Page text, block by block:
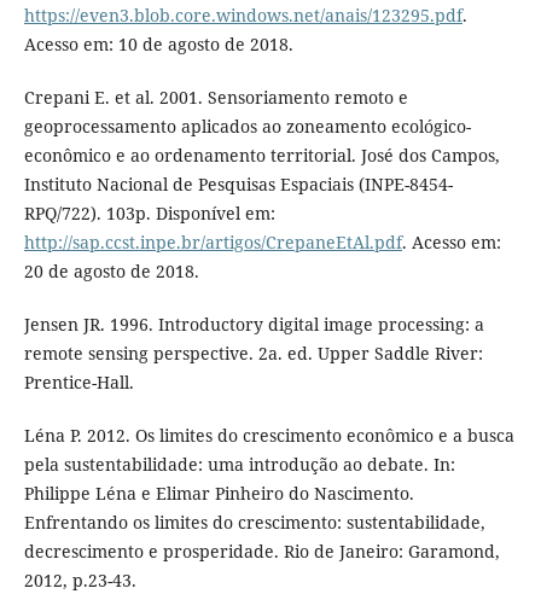
https://even3.blob.core.windows.net/anais/123295.pdf.
Acesso em: 10 de agosto de 2018.
Crepani E. et al. 2001. Sensoriamento remoto e
geoprocessamento aplicados ao zoneamento ecológico-
econômico e ao ordenamento territorial. José dos Campos,
Instituto Nacional de Pesquisas Espaciais (INPE-8454-
RPQ/722). 103p. Disponível em:
http://sap.ccst.inpe.br/artigos/CrepaneEtAl.pdf. Acesso em:
20 de agosto de 2018.
Jensen JR. 1996. Introductory digital image processing: a
remote sensing perspective. 2a. ed. Upper Saddle River:
Prentice-Hall.
Léna P. 2012. Os limites do crescimento econômico e a busca
pela sustentabilidade: uma introdução ao debate. In:
Philippe Léna e Elimar Pinheiro do Nascimento.
Enfrentando os limites do crescimento: sustentabilidade,
decrescimento e prosperidade. Rio de Janeiro: Garamond,
2012, p.23-43.